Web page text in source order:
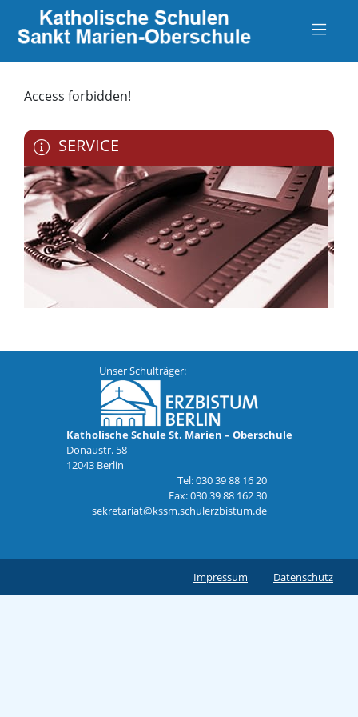
Access forbidden!
SERVICE
Unser Schulträger:
Katholische Schule St. Marien – Oberschule
Donaustr. 58
12043 Berlin
Tel: 030 39 88 16 20
Fax: 030 39 88 162 30
sekretariat@kssm.schulerzbistum.de
Impressum Datenschutz